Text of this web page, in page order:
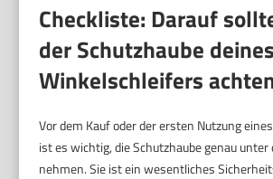
Checkliste: Darauf
der Schutzhaube deines
Winkelschleifers
Vor dem Kauf oder der ersten Nutzung
ist es wichtig, die Schutzhaube genau unter
nehmen. Sie ist ein wesentliches